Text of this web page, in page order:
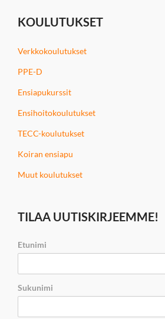
KOULUTUKSET
Verkkokoulutukset
PPE-D
Ensiapukurssit
Ensihoitokoulutukset
TECC-koulutukset
Koiran ensiapu
Muut koulutukset
TILAA UUTISKIRJEEMME!
Etunimi
Sukunimi